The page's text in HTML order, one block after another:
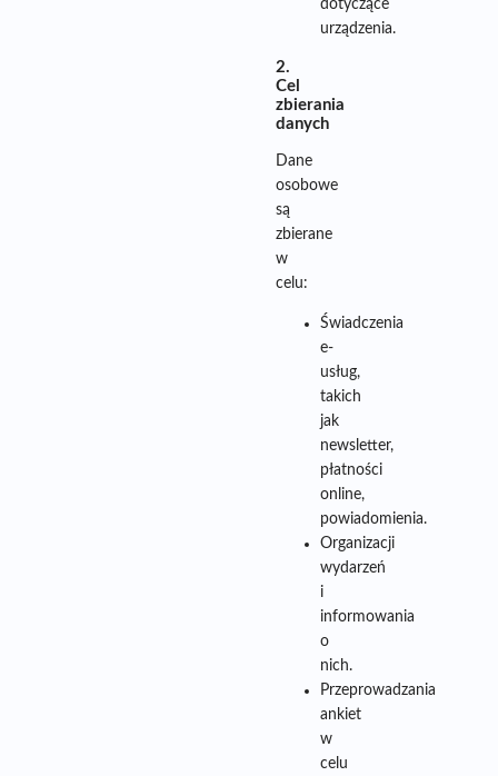
dotyczące
urządzenia.
2.
Cel
zbierania
danych
Dane
osobowe
są
zbierane
w
celu:
Świadczenia
e-
usług,
takich
jak
newsletter,
płatności
online,
powiadomienia.
Organizacji
wydarzeń
i
informowania
o
nich.
Przeprowadzania
ankiet
w
celu